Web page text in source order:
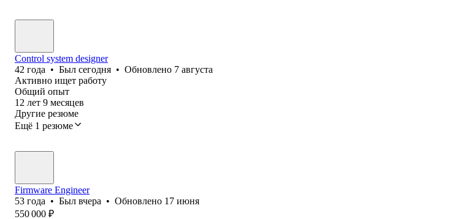
Control system designer
42 года • Был сегодня • Обновлено 7 августа
Активно ищет работу
Общий опыт
12 лет 9 месяцев
Другие резюме
Ещё 1 резюме
Firmware Engineer
53 года • Был вчера • Обновлено 17 июня
550 000 ₽